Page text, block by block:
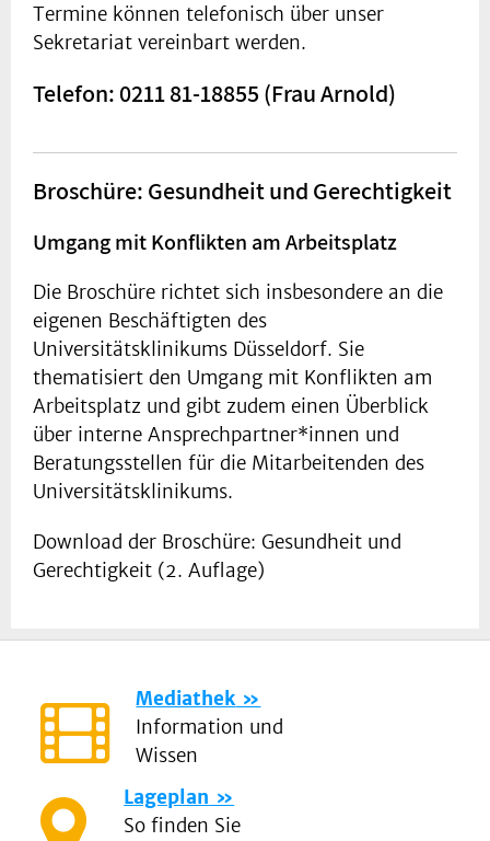
Termine können telefonisch über unser
Sekretariat vereinbart werden.
Telefon: 0211 81-18855 (Frau Arnold)
Broschüre: Gesundheit und Gerechtigkeit
Umgang mit Konflikten am Arbeitsplatz
Die Broschüre richtet sich insbesondere an die
eigenen Beschäftigten des
Universitätsklinikums Düsseldorf. Sie
thematisiert den Umgang mit Konflikten am
Arbeitsplatz und gibt zudem einen Überblick
über interne Ansprechpartner*innen und
Beratungsstellen für die Mitarbeitenden des
Universitätsklinikums.
Download der Broschüre: Gesundheit und
Gerechtigkeit (2. Auflage)
Mediathek
Information und
Wissen
Lageplan
So finden Sie